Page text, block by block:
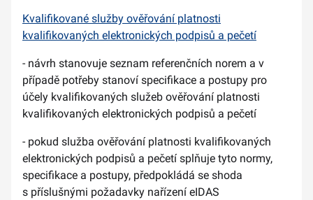
Kvalifikované služby ověřování platnosti
kvalifikovaných elektronických podpisů a pečetí
- návrh stanovuje seznam referenčních norem a v
případě potřeby stanoví specifikace a postupy pro
účely kvalifikovaných služeb ověřování platnosti
kvalifikovaných elektronických podpisů a pečetí
- pokud služba ověřování platnosti kvalifikovaných
elektronických podpisů a pečetí splňuje tyto normy,
specifikace a postupy, předpokládá se shoda
s příslušnými požadavky nařízení eIDAS